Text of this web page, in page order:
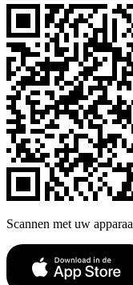
Scannen met uw